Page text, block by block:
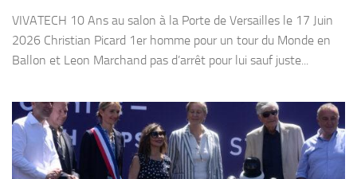
VIVATECH 10 Ans au salon à la Porte de Versailles le 17 Juin
2026 Christian Picard 1er homme pour un tour du Monde en
Ballon et Leon Marchand pas d’arrêt pour lui sauf juste...